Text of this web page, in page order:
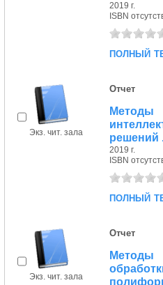
2019 г.
ISBN
полный
Экз. чит. зала
Отчет
Методы
решений
2019 г.
ISBN
полный
Экз. чит. зала
Отчет
Методы